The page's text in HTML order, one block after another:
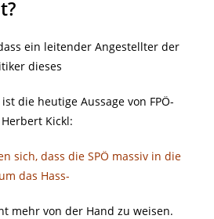
ein leitender Angestellter der
dieses
die heutige Aussage von FPÖ-
Kickl:
sich, dass die SPÖ massiv in die
das Hass-
mehr von der Hand zu weisen.